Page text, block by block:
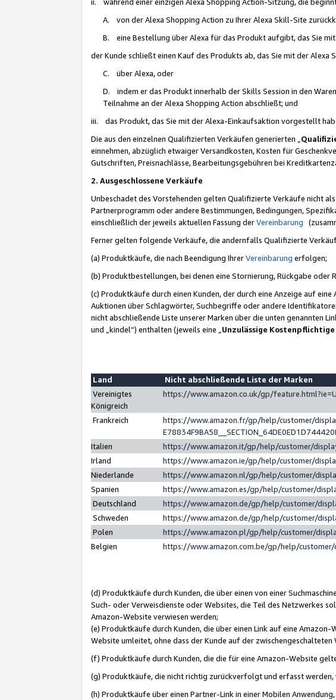
A. von der Alexa Shopping Action zu Ihrer Alexa Skill-Site
B. eine Bestellung über Alexa für das Produkt aufgibt, das Sie mit
der Kunde schließt einen Kauf des Produkts ab, das Sie mit der
C. über Alexa, oder
D. indem er das Produkt innerhalb der Skills Session in den
Teilnahme an der Alexa Shopping Action abschließt; und
iii. das Produkt, das Sie mit der Alexa-Einkaufsaktion vorgestellt
Die aus den einzelnen Qualifizierten Verkäufen generierten „
einnehmen, abzüglich etwaiger Versandkosten, Kosten für
Gutschriften, Preisnachlässe, Bearbeitungsgebühren bei
2. Ausgeschlossene Verkäufe
Unbeschadet des Vorstehenden gelten Qualifizierte Verkäufe nicht
Partnerprogramm oder andere Bestimmungen, Bedingungen,
einschließlich der jeweils aktuellen Fassung derVereinbarung
Ferner gelten folgende Verkäufe, die andernfalls Qualifizierte
(a) Produktkäufe, die nach Beendigung IhrerVereinbarung erfolgen;
(b) Produktbestellungen, bei denen eine Stornierung, Rückgabe oder
(c) Produktkäufe durch einen Kunden, der durch eine Anzeige auf
Auktionen über Schlagwörter, Suchbegriffe oder andere
nicht abschließende Liste unserer Marken über die unten genannten
und „kindel“) enthalten (jeweils eine „ Unzulässige
Land
Nicht abschließende Liste der Marken
Vereinigtes
Königreich
https://www.amazon.co.uk/gp/
Frankreich
https://www.amazon.fr/gp/help/customer/
Italien
https://www.amazon.it/gp/help/customer/
Irland
https://www.amazon.ie/gp/help/customer/
Niederlande
https://www.amazon.nl/gp/help/customer/
Spanien
https://www.amazon.es/gp/help/customer/
Deutschland
https://www.amazon.de/gp/help/customer/
Schweden
https://www.amazon.de/gp/help/customer/
Polen
https://www.amazon.pl/gp/help/customer/
Belgien
https://www.amazon.com.be/gp/help/customer/
(d) Produktkäufe durch Kunden, die über einen von einer
Such- oder Verweisdienste oder Websites, die Teil des Netzwerkes
Amazon-Website verwiesen werden;
(e) Produktkäufe durch Kunden, die über einen Link auf eine
Website umleitet, ohne dass der Kunde auf der
(f) Produktkäufe durch Kunden, die die für eine Amazon-Website
(g) Produktkäufe, die nicht richtig zurückverfolgt und erfasst
(h) Produktkäufe über einen Partner-Link in einer Mobilen